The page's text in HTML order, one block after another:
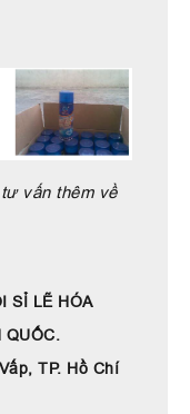
vấn thêm về
SỈ LẼ HÓA
QUỐC.
TP. Hồ Chí